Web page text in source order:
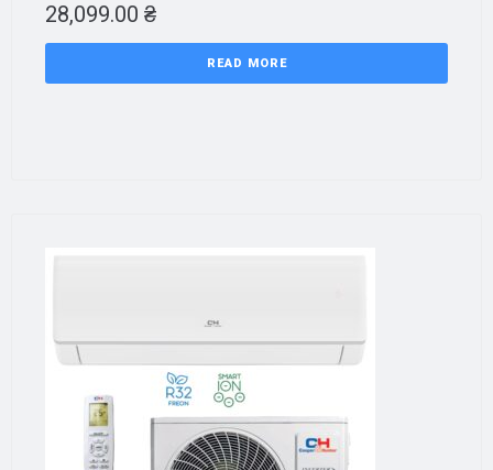
28,099.00 ₴
READ MORE